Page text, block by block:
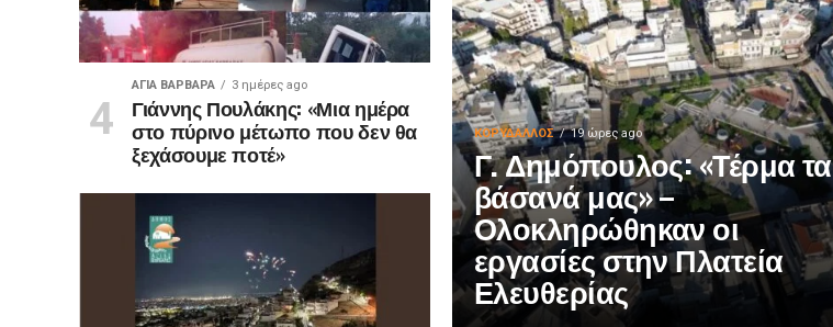
ΚΟΡΥΔΑΛΛΟΣ 19 ώρες ago
Γ. Δημόπουλος: «Τέρμα τα
βάσανά μας» –
Ολοκληρώθηκαν οι
εργασίες στην Πλατεία
Ελευθερίας
ΑΓΙΑ ΒΑΡΒΑΡΑ 3 ημέρες ago
Γιάννης Πουλάκης: «Μια ημέρα
στο πύρινο μέτωπο που δεν θα
ξεχάσουμε ποτέ»